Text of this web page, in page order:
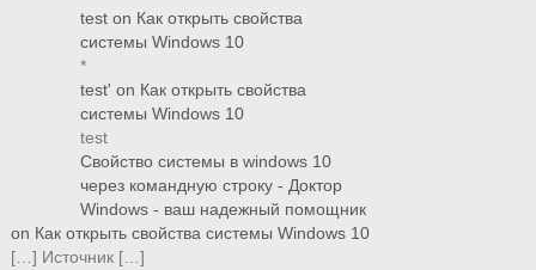
test on Как открыть свойства
системы Windows 10
*
test' on Как открыть свойства
системы Windows 10
test
Свойство системы в windows 10
через командную строку - Доктор
Windows - ваш надежный помощник
on Как открыть свойства системы Windows 10
[…] Источник […]